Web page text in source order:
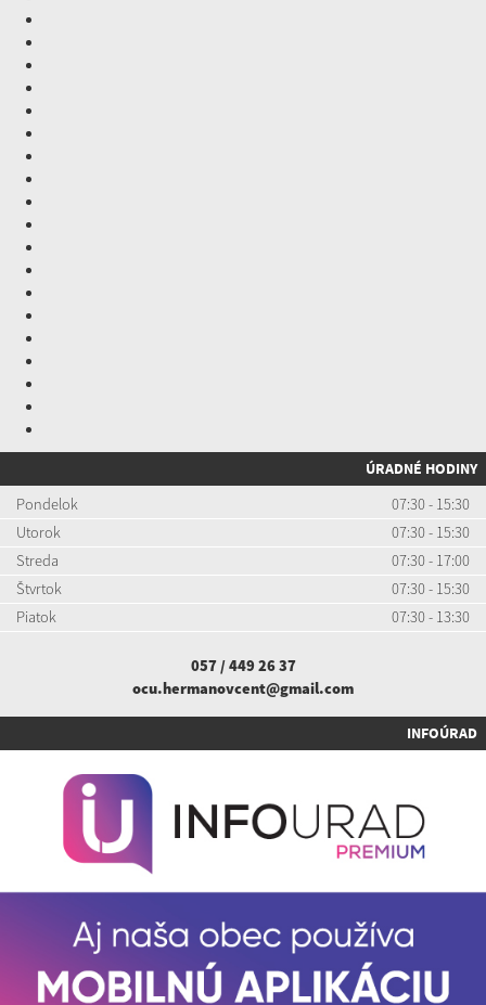
ÚRADNÉ HODINY
Pondelok
07:30 - 15:30
Utorok
07:30 - 15:30
Streda
07:30 - 17:00
Štvrtok
07:30 - 15:30
Piatok
07:30 - 13:30
057 / 449 26 37
ocu.hermanovcent@gmail.com
INFOÚRAD